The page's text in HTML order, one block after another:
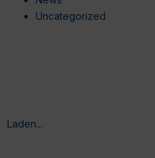
Uncategorized
Laden...